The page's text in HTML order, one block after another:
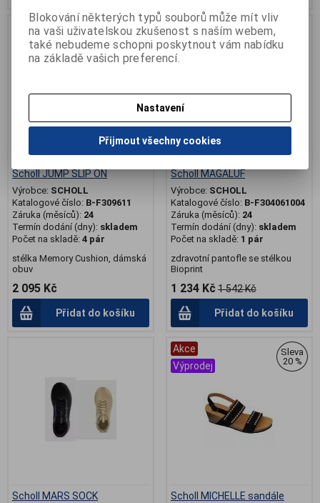
Scholl JUMP SLIP ON
Výrobce: SCHOLL
Katalogové číslo: B-F309611
Záruka (měsíců): 24
Termín dodání (dny): skladem
Počet na skladě: 4 pár
stélka Memory Cushion, dámská
obuv
2 095 Kč
Přidat do košíku
Akce
Výprodej
Scholl MAGALUF
Výrobce: SCHOLL
Katalogové číslo: B-F304061004
Záruka (měsíců): 24
Termín dodání (dny): skladem
Počet na skladě: 1 pár
zdravotní pantofle se stélkou
Bioprint
1 234 Kč 1 542 Kč
Přidat do košíku
Scholl MARS SOCK
Akce
Výprodej
Sleva
20 %
Scholl MICHELLE sandále
Blokování některých typů souborů může mít vliv
na vaši uživatelskou zkušenost s naším webem,
také nebudeme schopni poskytnout vám nabídku
na základě vašich preferencí.
Nastavení
Přijmout všechny cookies